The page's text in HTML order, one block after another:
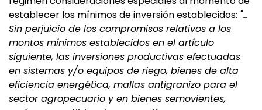
establecer los mínimos de inversión establecidos: "...
Sin perjuicio de los compromisos relativos a los
montos mínimos establecidos en el artículo
siguiente, las inversiones productivas efectuadas
en sistemas y/o equipos de riego, bienes de alta
eficiencia energética, mallas antigranizo para el
sector agropecuario y en bienes semovientes,